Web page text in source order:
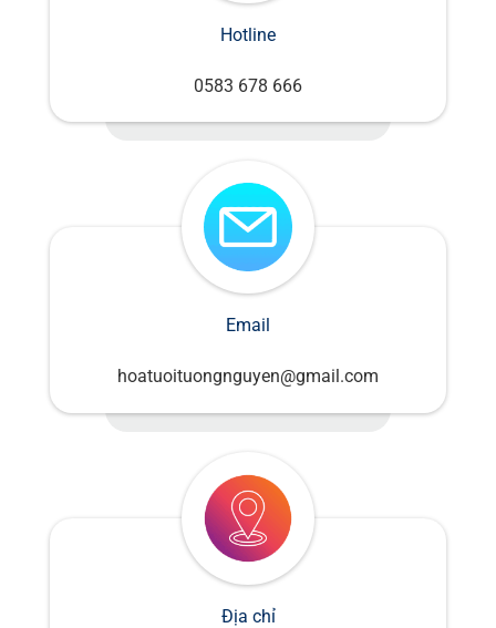
Hotline
0583 678 666
Email
hoatuoituongnguyen@gmail.com
Địa chỉ